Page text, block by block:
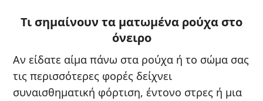
Τι σημαίνουν τα ματωμένα ρούχα στο
όνειρο
Αν είδατε αίμα πάνω στα ρούχα ή το σώμα σας
τις περισσότερες φορές δείχνει
συναισθηματική φόρτιση, έντονο στρες ή μια